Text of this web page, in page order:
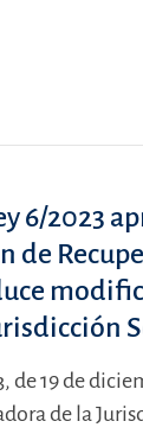
6/2023
de
de 19 de
de la